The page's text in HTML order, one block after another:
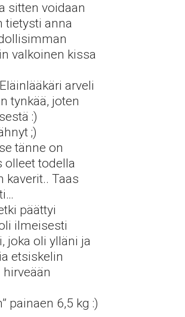
sitten voidaan
tietysti anna
valkoinen kissa
arveli
tynkää, joten
:)
;)
tänne on
olleet todella
kaverit.. Taas
päättyi
ilmeisesti
joka oli ylläni ja
etsiskelin
painaen 6,5 kg :)